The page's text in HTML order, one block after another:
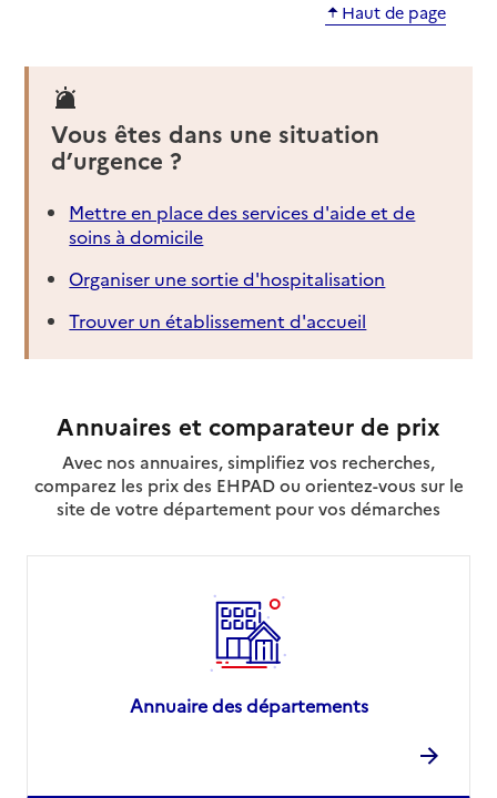
Haut de page
Vous êtes dans une situation
d’urgence ?
Mettre en place des services d'aide et de
soins à domicile
Organiser une sortie d'hospitalisation
Trouver un établissement d'accueil
Annuaires et comparateur de prix
Avec nos annuaires, simplifiez vos recherches,
comparez les prix des EHPAD ou orientez-vous sur le
site de votre département pour vos démarches
Annuaire des départements